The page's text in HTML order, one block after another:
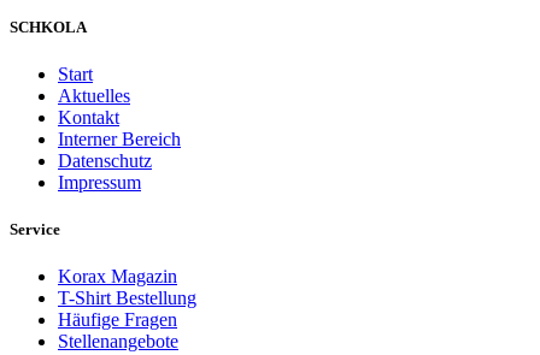
SCHKOLA
Start
Aktuelles
Kontakt
Interner Bereich
Datenschutz
Impressum
Service
Korax Magazin
T-Shirt Bestellung
Häufige Fragen
Stellenangebote